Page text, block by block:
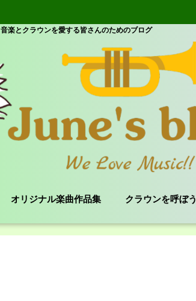
音楽とクラウンを愛する皆さんのためのブログ
オリジナル楽曲作品集 クラウンを呼ぼう